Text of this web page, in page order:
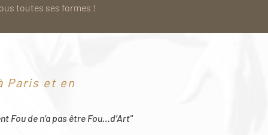
toutes ses formes !
Paris et en
Fou de n’a pas être Fou…d’Art"